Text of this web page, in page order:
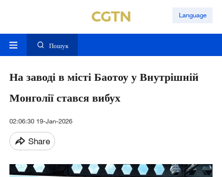
Language
Пошук
На заводі в місті Баотоу у Внутрішній
Монголії стався вибух
02:06:30 19-Jan-2026
Share